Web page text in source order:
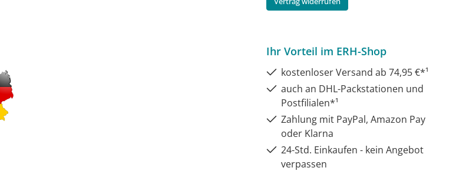
Ihr Vorteil im ERH-Shop
kostenloser Versand ab 74,95 €*¹
auch an DHL-Packstationen und
Postfilialen*¹
Zahlung mit PayPal, Amazon Pay
oder Klarna
24-Std. Einkaufen - kein Angebot
verpassen